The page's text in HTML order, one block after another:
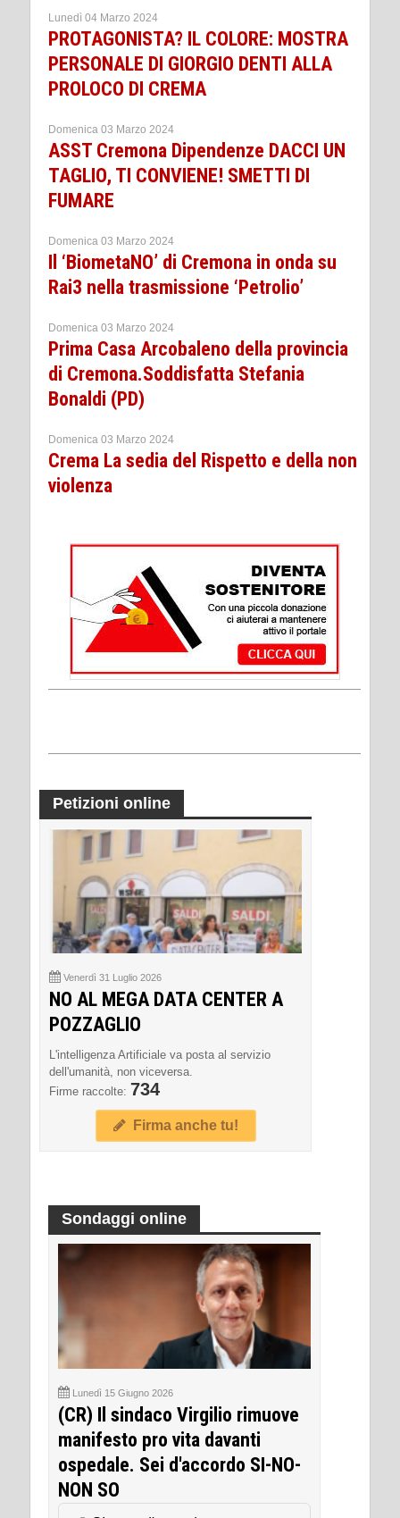
Lunedì 04 Marzo 2024
PROTAGONISTA? IL COLORE: MOSTRA
PERSONALE DI GIORGIO DENTI ALLA
PROLOCO DI CREMA
Domenica 03 Marzo 2024
ASST Cremona Dipendenze DACCI UN
TAGLIO, TI CONVIENE! SMETTI DI
FUMARE
Domenica 03 Marzo 2024
Il ‘BiometaNO’ di Cremona in onda su
Rai3 nella trasmissione ‘Petrolio’
Domenica 03 Marzo 2024
Prima Casa Arcobaleno della provincia
di Cremona.Soddisfatta Stefania
Bonaldi (PD)
Domenica 03 Marzo 2024
Crema La sedia del Rispetto e della non
violenza
Petizioni online
Venerdì 31 Luglio 2026
NO AL MEGA DATA CENTER A
POZZAGLIO
L'intelligenza Artificiale va posta al servizio
dell'umanità, non viceversa.
Firme raccolte: 734
Firma anche tu!
Sondaggi online
Lunedì 15 Giugno 2026
(CR) Il sindaco Virgilio rimuove
manifesto pro vita davanti
ospedale. Sei d'accordo SI-NO-
NON SO